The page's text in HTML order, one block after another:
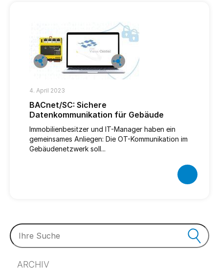
4. April 2023
BACnet/SC: Sichere
Datenkommunikation für Gebäude
Immobilienbesitzer und IT-Manager haben ein
gemeinsames Anliegen: Die OT-Kommunikation im
Gebäudenetzwerk soll...
ARCHIV